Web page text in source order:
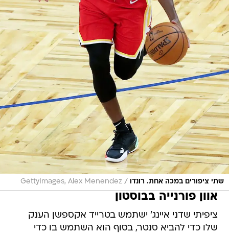
שתי ציפורים במכה אחת. רונדו /
GettyImages, Alex Menendez
אוון פורנייה בבוסטון
ציפיתי שדני איינג' ישתמש בטרייד אקספשן הענק
שלו כדי להביא סנטר, בסוף הוא השתמש בו כדי